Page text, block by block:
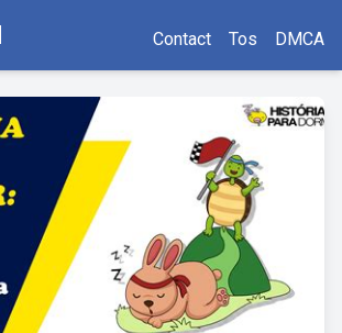
Contact Tos DMCA